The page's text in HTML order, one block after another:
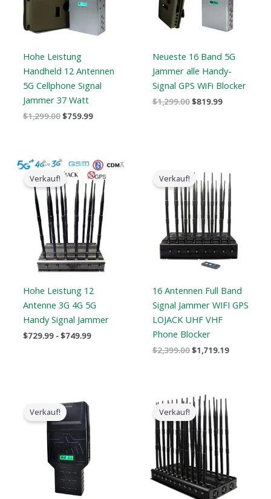
Hohe Leistung
Handheld 12 Antennen
5G Cellphone Signal
Jammer 37 Watt
$1,299.00$759.99
Neueste 16 Band 5G
Jammer alle Handy-
Signal GPS WiFi Blocker
$1,299.00$819.99
Verkauf!
Hohe Leistung 12
Antenne 3G 4G 5G
Handy Signal Jammer
$729.99 -$749.99
Preisspanne:
$729.99
bis
$749.99
Verkauf!
16 Antennen Full Band
Signal Jammer WIFI GPS
LOJACK UHF VHF
Phone Blocker
$2,399.00
ursprüngliche
Preis
war:
$2,399.00.
$1,719.19
aktuelle
Preis
ist:
$1,719.19.
Verkauf! Verkauf!
Der
ursprüngliche
Preis
war:
$2,399.00.
ist:
$1,699.00.